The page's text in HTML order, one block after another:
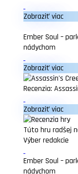
Zobraziť viac
Ember Soul –
nádychom
Zobraziť viac
Recenzia:
Zobraziť viac
Túto hru radšej
Výber redakcie
Ember Soul –
nádychom